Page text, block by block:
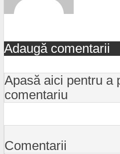
Adaugă comentarii
Apasă aici pentru a
comentariu
Comentarii